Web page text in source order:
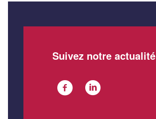
Suivez notre actualité